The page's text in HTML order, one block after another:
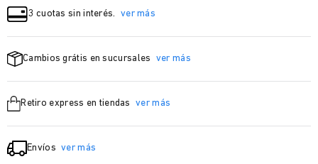
3 cuotas sin interés. ver más
Cambios grátis en sucursales ver más
Retiro express en tiendas ver más
Envíos ver más